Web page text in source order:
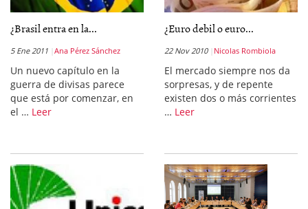
¿Brasil entra en la...
5 Ene 2011 Ana Pérez Sánchez
Un nuevo capítulo en la
guerra de divisas parece
que está por comenzar, en
el … Leer
¿Euro debil o euro...
22 Nov 2010 Nicolas Rombiola
El mercado siempre nos da
sorpresas, y de repente
existen dos o más corrientes
… Leer